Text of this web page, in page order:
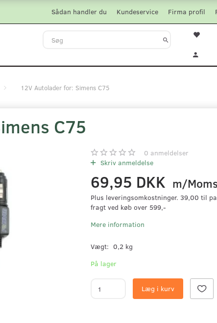
Firma profil
Kundeservice
Sådan handler du
12V Autolader for: Simens C75
C75
0 anmeldelser
Skriv anmeldelse
69,95 DKK m/
Plus leveringsomkostninger. 39,00 til
fragt ved køb over 599,-
Mere information
Vægt: 0,2 kg
På lager
Læg i kurv